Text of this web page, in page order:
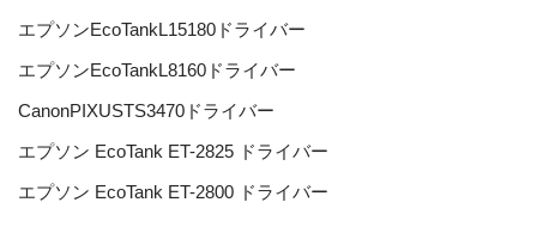
エプソンEcoTankL15180ドライバー
エプソンEcoTankL8160ドライバー
CanonPIXUSTS3470ドライバー
エプソン EcoTank ET-2825 ドライバー
エプソン EcoTank ET-2800 ドライバー